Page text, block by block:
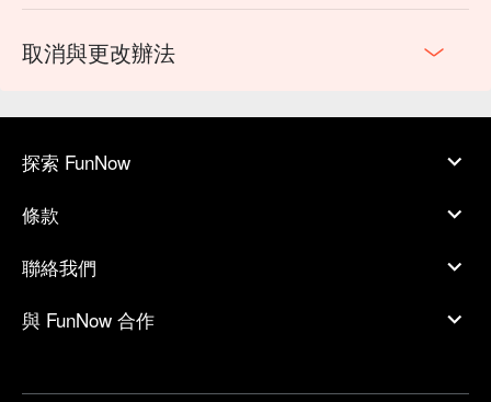
取消與更改辦法
探索 FunNow
條款
聯絡我們
與 FunNow 合作